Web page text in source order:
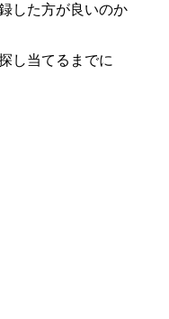
した方が良いのか
し当てるまでに